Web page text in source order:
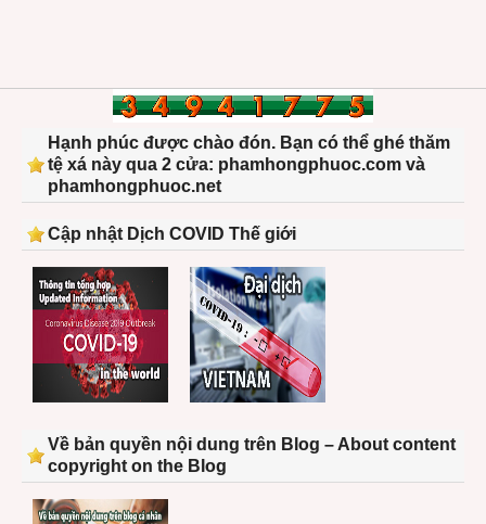
Hạnh phúc được chào đón. Bạn có thể ghé thăm
tệ xá này qua 2 cửa: phamhongphuoc.com và
phamhongphuoc.net
Cập nhật Dịch COVID Thế giới
Về bản quyền nội dung trên Blog – About content
copyright on the Blog